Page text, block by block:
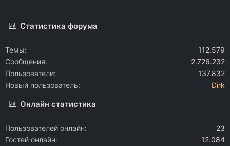
Статистика форума
Темы
112.579
Сообщения
2.726.232
Пользователи
137.832
Новый пользователь
Dirk
Онлайн статистика
Пользователей онлайн
23
Гостей онлайн
12.084